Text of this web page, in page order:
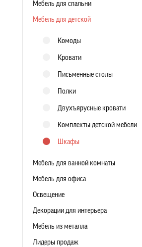
Мебель для спальни
Мебель для детской
Комоды
Кровати
Письменные столы
Полки
Двухъярусные кровати
Комплекты детской мебели
Шкафы
Мебель для ванной комнаты
Мебель для офиса
Освещение
Декорации для интерьера
Мебель из металла
Лидеры продаж